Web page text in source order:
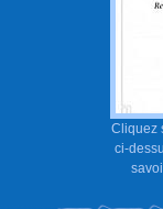
Cliquez
ci-